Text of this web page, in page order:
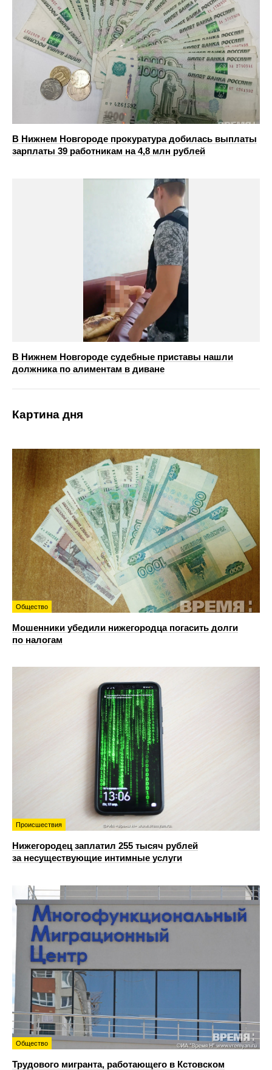
В Нижнем Новгороде прокуратура добилась выплаты
зарплаты 39 работникам на 4,8 млн рублей
В Нижнем Новгороде судебные приставы нашли
должника по алиментам в диване
Картина дня
Общество
Мошенники убедили нижегородца погасить долги
по налогам
Происшествия
Нижегородец заплатил 255 тысяч рублей
за несуществующие интимные услуги
Общество
Трудового мигранта, работающего в Кстовском